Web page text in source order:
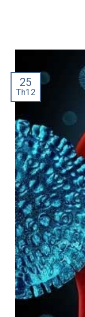
25
Th12